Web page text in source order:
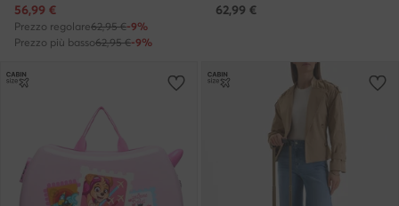
Prezzo attuale
56,99 €
Prezzo regolare62,95 €-9%
Prezzo più basso62,95 €-9%
62,99 €